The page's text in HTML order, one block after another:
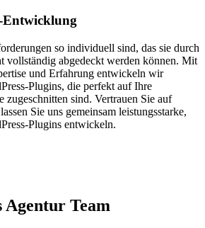
Entwicklung
so individuell sind, das sie durch
vollständig abgedeckt werden können. Mit
und Erfahrung entwickeln wir
Plugins, die perfekt auf Ihre
zugeschnitten sind. Vertrauen Sie auf
Sie uns gemeinsam leistungsstarke,
Plugins entwickeln.
Team